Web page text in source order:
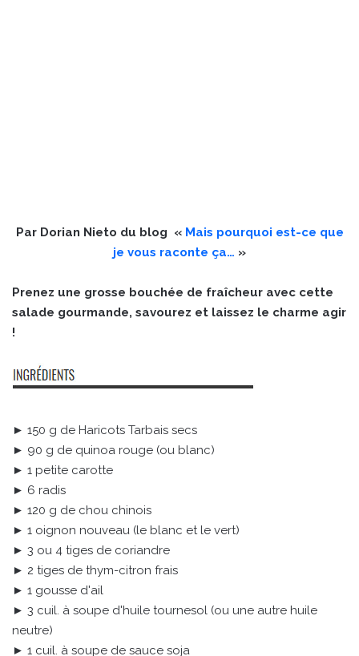
Par Dorian Nieto du blog « Mais pourquoi est-ce que
je vous raconte ça… »
Prenez une grosse bouchée de fraîcheur avec cette
salade gourmande, savourez et laissez le charme agir
!
► 150 g de Haricots Tarbais secs
► 90 g de quinoa rouge (ou blanc)
► 1 petite carotte
► 6 radis
► 120 g de chou chinois
► 1 oignon nouveau (le blanc et le vert)
► 3 ou 4 tiges de coriandre
► 2 tiges de thym-citron frais
► 1 gousse d'ail
► 3 cuil. à soupe d'huile tournesol (ou une autre huile
neutre)
► 1 cuil. à soupe de sauce soja